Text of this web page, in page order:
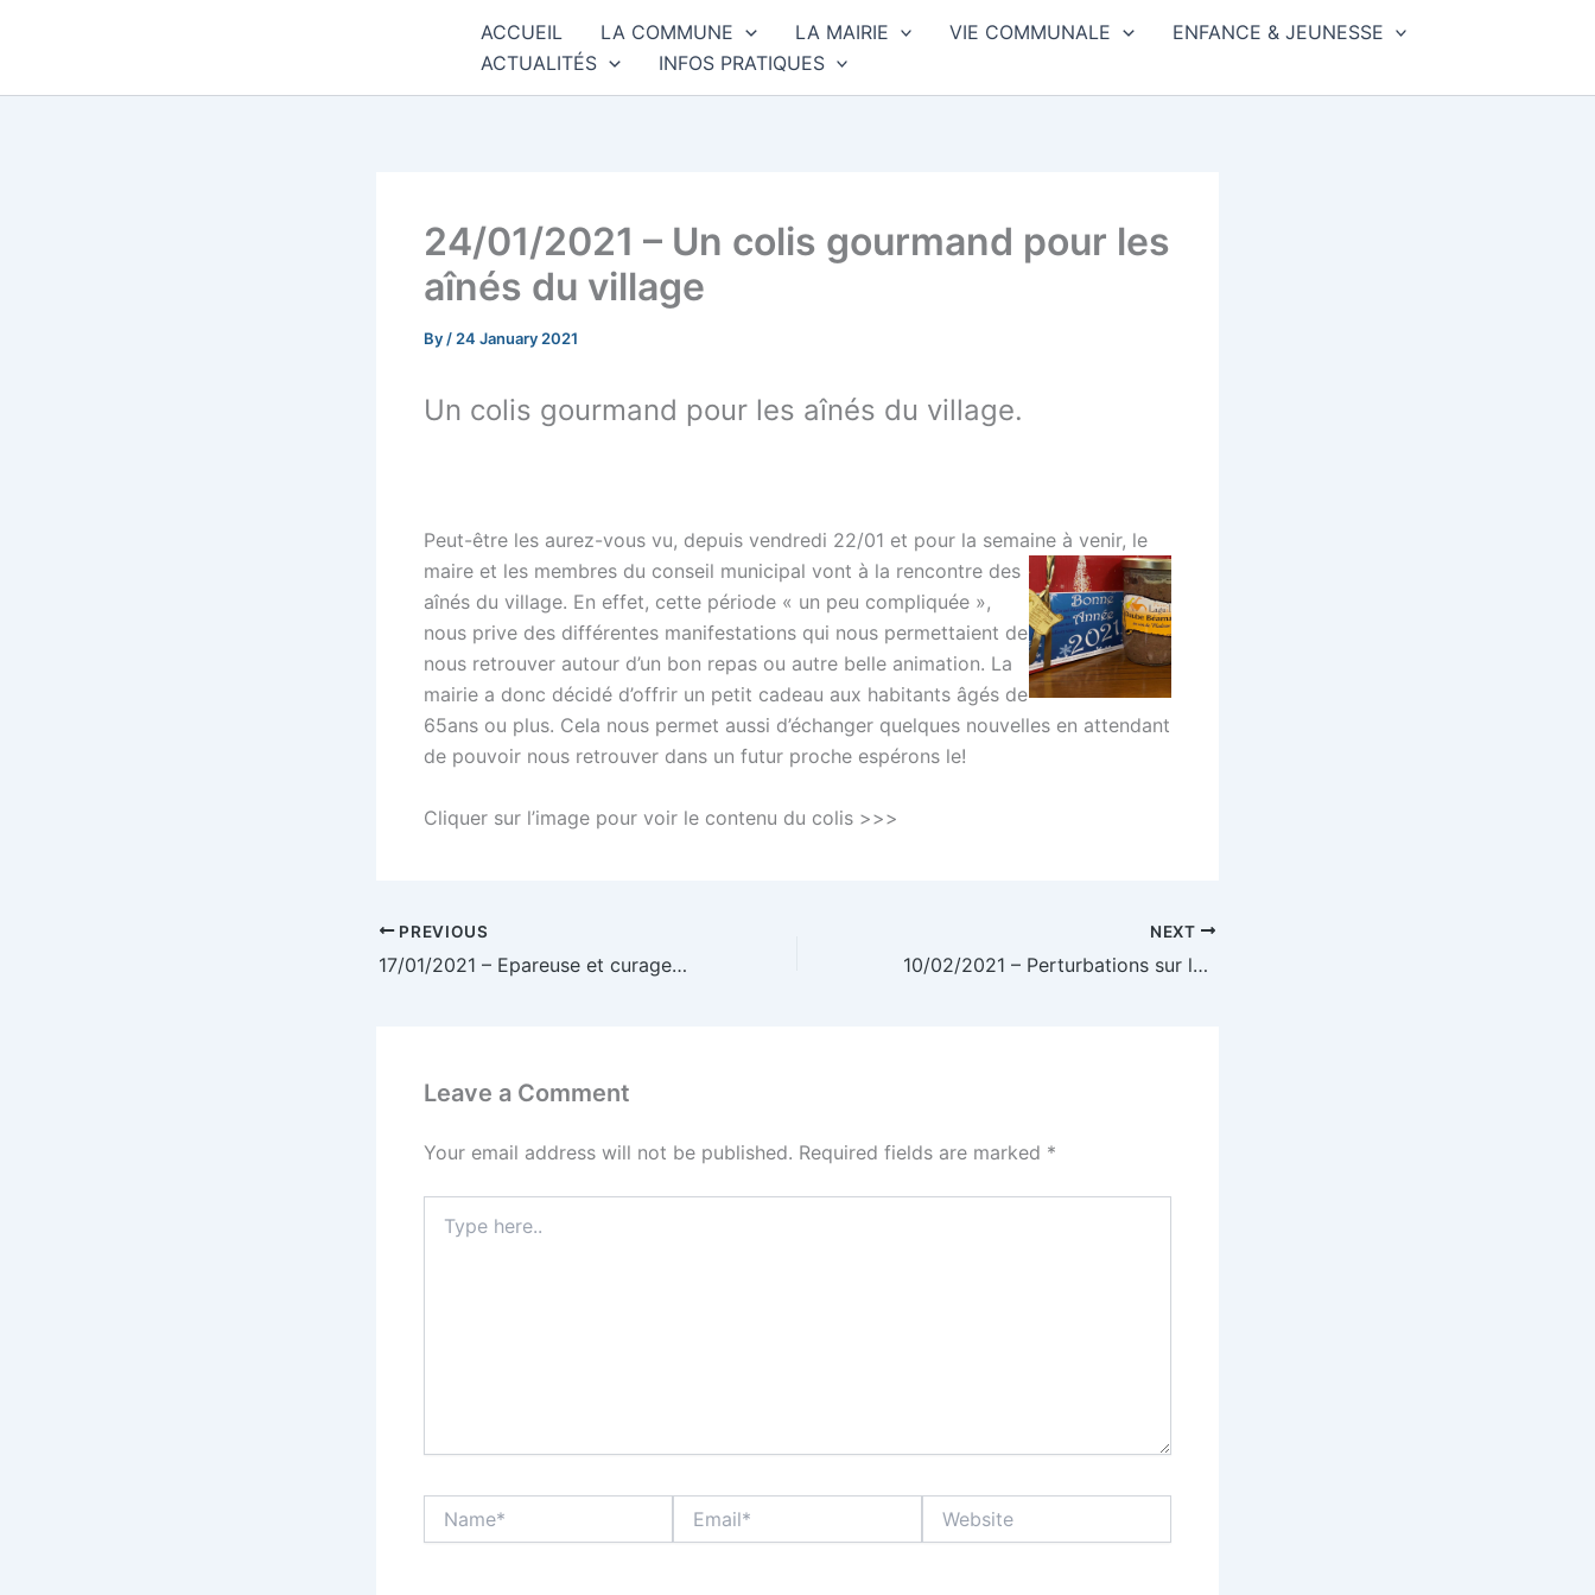
ACCUEIL LA COMMUNE LA MAIRIE VIE COMMUNALE
ENFANCE & JEUNESSE
ACTUALITÉS
INFOS PRATIQUES
24/01/2021 – Un colis gourmand pour les
aînés du village
By / 24 January 2021
Un colis gourmand pour les aînés du village.
Peut-être les aurez-vous vu, depuis vendredi 22/01 et pour la semaine à venir, le
maire et les membres du conseil municipal vont à la rencontre des
aînés du village. En effet, cette période « un peu compliquée »,
nous prive des différentes manifestations qui nous permettaient de
nous retrouver autour d’un bon repas ou autre belle animation. La
mairie a donc décidé d’offrir un petit cadeau aux habitants âgés de
65ans ou plus. Cela nous permet aussi d’échanger quelques nouvelles en attendant
de pouvoir nous retrouver dans un futur proche espérons le!
Cliquer sur l’image pour voir le contenu du colis >>>
PREVIOUS
17/01/2021 – Epareuse et curage des fossés
NEXT
10/02/2021 – Perturbations sur le réseau d’adduction d’eau
Leave a Comment
Your email address will not be published. Required fields are marked *
here..